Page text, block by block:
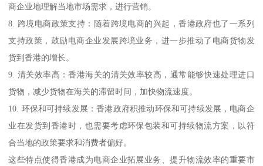
商企业地理解当地市场需求，进行营销。
8. 跨境电商政策支持：随着跨境电商的兴起，香港政府也了一系列
支持政策，鼓励电商企业发展跨境业务，进一步推动了电商货物发
货到香港的增长。
9. 清关效率高：香港海关的清关效率较高，通常能够快速处理进口
货物，减少货物在海关的滞留时间，加快物流速度。
10. 环保和可持续发展：香港政府积推动环保和可持续发展，电商企
业在发货到香港时，也需要考虑环保包装和可持续物流方案，以符
合当地的政策要求和消费者偏好。
这些特点使得香港成为电商企业拓展业务、提升物流效率的重要市